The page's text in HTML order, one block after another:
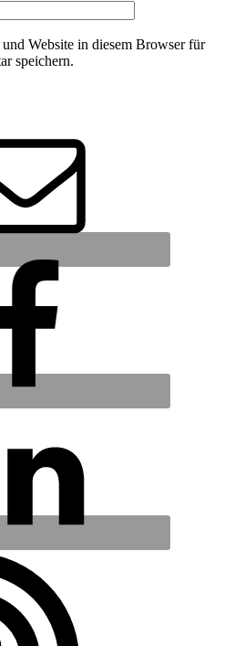
Website in diesem Browser für
speichern.